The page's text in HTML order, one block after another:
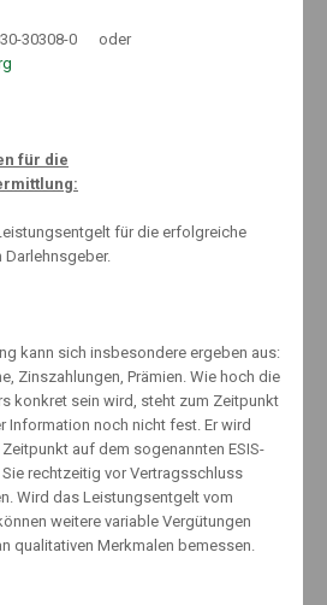
?
30308-0 oder
für die
für die erfolgreiche
Darlehnsgeber.
kann sich insbesondere ergeben aus:
Zinszahlungen, Prämien. Wie hoch die
konkret sein wird, steht zum Zeitpunkt
Information noch nicht fest. Er wird
auf dem sogenannten ESIS-
rechtzeitig vor Vertragsschluss
Wird das Leistungsentgelt vom
weitere variable Vergütungen
qualitativen Merkmalen bemessen.